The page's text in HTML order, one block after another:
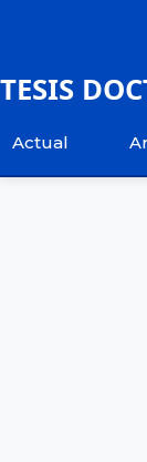
TESIS
Actual